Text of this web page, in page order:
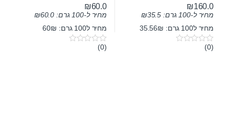
₪160.0
מחיר ל-100 גרם: ₪35.5
מחיר ל100 גרם: 35.56₪
0(0)
₪60.0
מחיר ל-100 גרם: ₪60.0
מחיר ל100 גרם: 60₪
0(0)